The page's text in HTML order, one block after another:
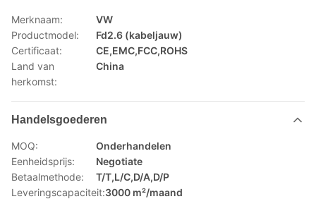
Merknaam:
VW
Productmodel:
Fd2.6 (kabeljauw)
Certificaat:
CE,EMC,FCC,ROHS
Land van
herkomst:
China
Handelsgoederen
MOQ:
Onderhandelen
Eenheidsprijs:
Negotiate
Betaalmethode:
T/T,L/C,D/A,D/P
Leveringscapaciteit:3000 m²/maand